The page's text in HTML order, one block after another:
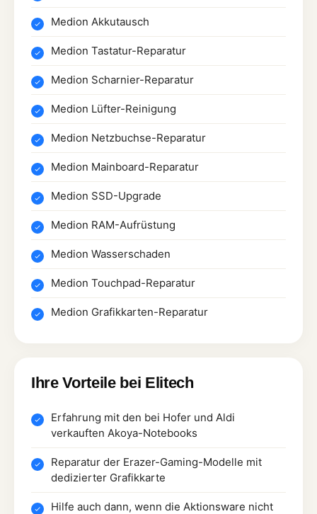
Medion Akkutausch
Medion Tastatur-Reparatur
Medion Scharnier-Reparatur
Medion Lüfter-Reinigung
Medion Netzbuchse-Reparatur
Medion Mainboard-Reparatur
Medion SSD-Upgrade
Medion RAM-Aufrüstung
Medion Wasserschaden
Medion Touchpad-Reparatur
Medion Grafikkarten-Reparatur
Ihre Vorteile bei Elitech
Erfahrung mit den bei Hofer und Aldi
verkauften Akoya-Notebooks
Reparatur der Erazer-Gaming-Modelle mit
dedizierter Grafikkarte
Hilfe auch dann, wenn die Aktionsware nicht